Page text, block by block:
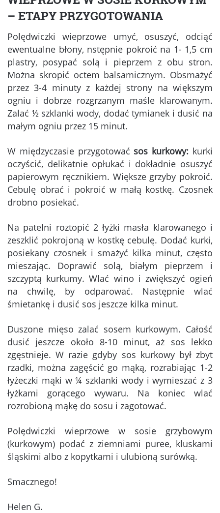
– ETAPY PRZYGOTOWANIA
Polędwiczki wieprzowe umyć, osuszyć, odciąć
ewentualne błony, nstępnie pokroić na 1- 1,5 cm
plastry, posypać solą i pieprzem z obu stron.
Można skropić octem balsamicznym. Obsmażyć
przez 3-4 minuty z każdej strony na większym
ogniu i dobrze rozgrzanym maśle klarowanym.
Zalać ½ szklanki wody, dodać tymianek i dusić na
małym ogniu przez 15 minut.
W międzyczasie przygotować sos kurkowy: kurki
oczyścić, delikatnie opłukać i dokładnie osuszyć
papierowym ręcznikiem. Większe grzyby pokroić.
Cebulę obrać i pokroić w małą kostkę. Czosnek
drobno posiekać.
Na patelni roztopić 2 łyżki masła klarowanego i
zeszklić pokrojoną w kostkę cebulę. Dodać kurki,
posiekany czosnek i smażyć kilka minut, często
mieszając. Doprawić solą, białym pieprzem i
szczyptą kurkumy. Wlać wino i zwiększyć ogień
na chwilę, by odparować. Następnie wlać
śmietankę i dusić sos jeszcze kilka minut.
Duszone mięso zalać sosem kurkowym. Całość
dusić jeszcze około 8-10 minut, aż sos lekko
zgęstnieje. W razie gdyby sos kurkowy był zbyt
rzadki, można zagęścić go mąką, rozrabiając 1-2
łyżeczki mąki w ¼ szklanki wody i wymieszać z 3
łyżkami gorącego wywaru. Na koniec wlać
rozrobioną mąkę do sosu i zagotować.
Polędwiczki wieprzowe w sosie grzybowym
(kurkowym) podać z ziemniami puree, kluskami
śląskimi albo z kopytkami i ulubioną surówką.
Smacznego!
Helen G.